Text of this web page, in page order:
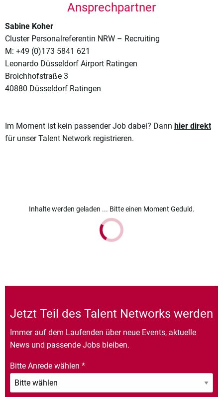
Ansprechpartner
Sabine Koher
Cluster Personalreferentin NRW – Recruiting
M: +49 (0)173 5841 621
Leonardo Düsseldorf Airport Ratingen
Broichhofstraße 3
40880 Düsseldorf Ratingen
Im Moment ist kein passender Job dabei? Dann hier direkt
für unser Talent Network registrieren.
Inhalte werden geladen ... Bitte einen Moment Geduld.
Jetzt Teil des Talent Networks werden
Immer auf dem Laufenden über neue Events, aktuelle
News und passende Jobs bleiben.
Bitte Anrede wählen *